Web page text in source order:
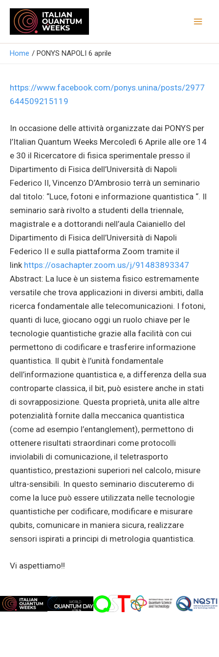
Vai
contenuto
Home PONYS NAPOLI 6 aprile
https://www.facebook.com/ponys.unina/posts/2977
644509215119
In occasione delle attività organizzate dai PONYS per
l’Italian Quantum Weeks Mercoledì 6 Aprile alle ore 14
e 30 il Ricercatore di fisica sperimentale presso il
Dipartimento di Fisica dell’Università di Napoli
Federico II, Vincenzo D’Ambrosio terrà un seminario
dal titolo: “Luce, fotoni e informazione quantistica “. Il
seminario sarà rivolto a studenti della triennale,
magistrale e a dottorandi nell’aula Caianiello del
Dipartimento di Fisica dell’Università di Napoli
Federico II e sulla piattaforma Zoom tramite il
link https://osachapter.zoom.us/j/91483893347
Abstract: La luce è un sistema fisico estremamente
versatile che trova applicazioni in diversi ambiti, dalla
ricerca fondamentale alle telecomunicazioni. I fotoni,
quanti di luce, giocano oggi un ruolo chiave per le
tecnologie quantistiche grazie alla facilità con cui
permettono di codificare e trasferire informazione
quantistica. Il qubit è l’unità fondamentale
dell’informazione quantistica e, a differenza della sua
controparte classica, il bit, può esistere anche in stati
di sovrapposizione. Questa proprietà, unita alle altre
potenzialità fornite dalla meccanica quantistica
(come ad esempio l’entanglement), permettono di
ottenere risultati straordinari come protocolli
inviolabili di comunicazione, il teletrasporto
quantistico, prestazioni superiori nel calcolo, misure
ultra-sensibili. In questo seminario discuteremo di
come la luce può essere utilizzata nelle tecnologie
quantistiche per codificare, modificare e misurare
qubits, comunicare in maniera sicura, realizzare
sensori ispirati a principi di metrologia quantistica.
Vi aspettiamo!!